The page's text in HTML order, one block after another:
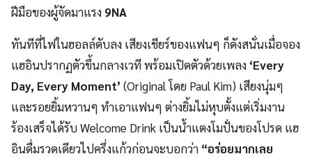
ฝีมือของผู้จัดมาแรง 9NA
ทันทีที่ไฟในฮอลล์ดับลง เสียงเชียร์ของแฟนๆ ก็ดังสนั่นเมื่อจอง
แฮอินปรากฏตัวขึ้นกลางเวที พร้อมเปิดตัวด้วยเพลง ‘Every
Day, Every Moment’ (Original โดย Paul Kim) เสียงนุ่มๆ
และรอยยิ้มหวานๆ ทำเอาแฟนๆ ต่างยิ้มไม่หุบตั้งแต่เริ่มงาน
ร้องเสร็จได้รับ Welcome Drink เป็นน้ำแตงโมปั่นของโปรด แฮ
อินดื่มรวดเดียวไปครึ่งแก้วก่อนจะบอกว่า “อร่อยมากเลย